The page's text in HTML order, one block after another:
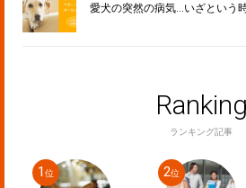
愛犬の突然の病気…いざという
Ranking
ランキング記事